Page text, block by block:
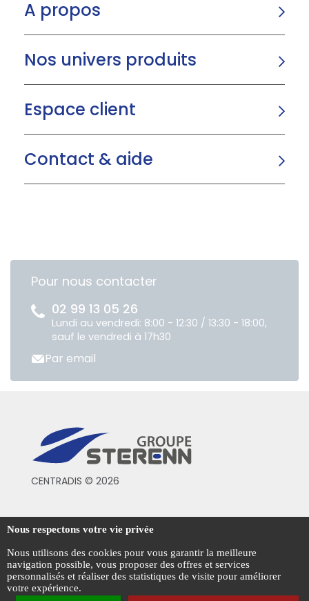
A propos
Nos univers produits
Espace client
Contact & aide
Pour nous contacter
02 99 13 05 26
Lundi au vendredi: 8:00 - 12:30 / 13:30 - 18:00,
sauf le vendredi à 17h30
Par email
CENTRADIS © 2026
Conditions générales de vente
Mentions légales
Politique de confidentialité
Gestion des cookies
Nous respectons votre vie privée
Nous utilisons des cookies pour vous garantir la meilleure
navigation possible, vous proposer des offres et services
personnalisés et réaliser des statistiques de visite pour améliorer
votre expérience.